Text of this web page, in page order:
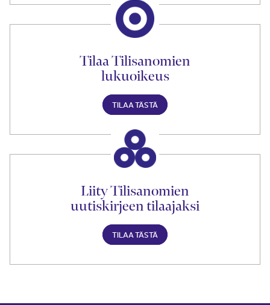
Tilaa Tilisanomien
lukuoikeus
TILAA TÄSTÄ
Liity Tilisanomien
uutiskirjeen tilaajaksi
TILAA TÄSTÄ